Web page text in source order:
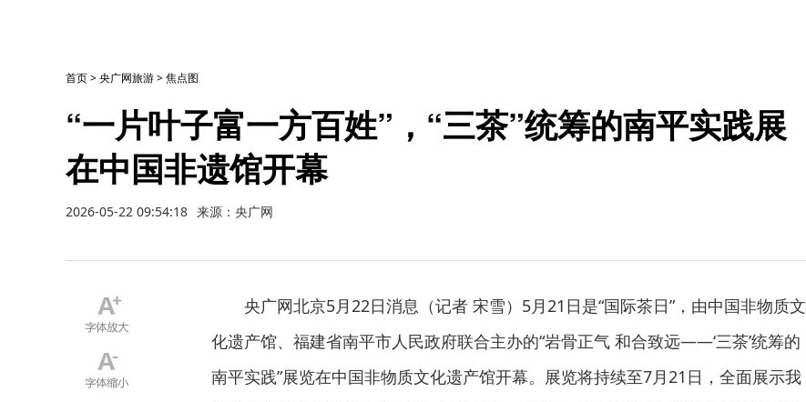
首页>央广网旅游>焦点图
“一片叶子富一方百姓”，“三茶”统筹的南平实践展
在中国非遗馆开幕
2026-05-22 09:54:18 来源：央广网
央广网北京5月22日消息（记者 宋雪）5月21日是“国际茶日”，由中国非物质文
化遗产馆、福建省南平市人民政府联合主办的“岩骨正气 和合致远——‘三茶’统筹的
南平实践”展览在中国非物质文化遗产馆开幕。展览将持续至7月21日，全面展示我